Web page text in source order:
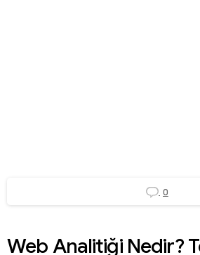
0
Web Analitiği Nedir?